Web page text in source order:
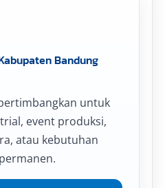
Bandung
untuk
event produksi,
atau kebutuhan